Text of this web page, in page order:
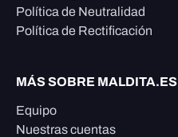
Política de Neutralidad
Política de Rectificación
MÁS SOBRE MALDITA.ES
Equipo
Nuestras cuentas